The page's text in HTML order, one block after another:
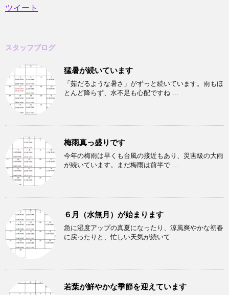
ツイート
スタッフブログ
猛暑が続いています
「茹だるような暑さ」がずっと続いています。雨もほ
とんど降らず、水不足も心配ですね ...
梅雨真っ盛りです
今年の梅雨は早くも台風の接近もあり、災害級の大雨
が続いています。まだ梅雨は前半で ...
６月（水無月）が始まります
急に湿度アップの真夏になったり、涼風爽やかな初春
に戻ったりと、忙しい天気が続いて ...
若葉が鮮やかな季節を迎えています